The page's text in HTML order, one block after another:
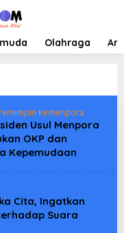
Olahraga
Kemenpora
Usul Menpora
OKP dan
Kepemudaan
Cita, Ingatkan
Suara